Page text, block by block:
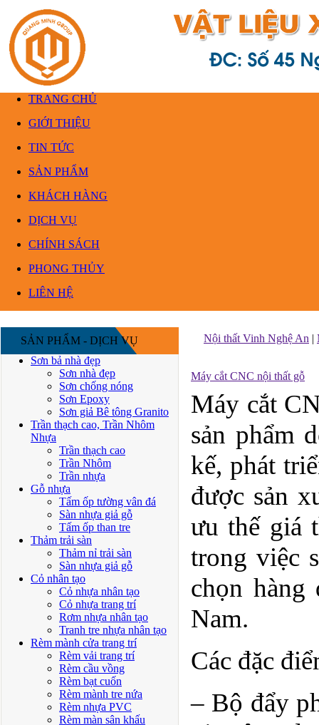
TRANG CHỦ
GIỚI THIỆU
TIN TỨC
SẢN PHẨM
KHÁCH HÀNG
DỊCH VỤ
CHÍNH SÁCH
PHONG THỦY
LIÊN HỆ
SẢN PHẨM - DỊCH VỤ
Sơn bả nhà đẹp
Sơn nhà đẹp
Sơn chống nóng
Sơn Epoxy
Sơn giả Bê tông Granito
Trần thạch cao, Trần Nhôm
Nhựa
Trần thạch cao
Trần Nhôm
Trần nhựa
Gỗ nhựa
Tấm ốp tường vân đá
Sàn nhựa giả gỗ
Tấm ốp than tre
Thảm trải sàn
Thảm nỉ trải sàn
Sàn nhựa giả gỗ
Cỏ nhân tạo
Cỏ nhựa nhân tạo
Cỏ nhựa trang trí
Rơm nhựa nhân tạo
Tranh tre nhựa nhân tạo
Rèm mành cửa trang trí
Rèm vải trang trí
Rèm cầu vồng
Rèm bạt cuốn
Rèm mành tre nứa
Rèm nhựa PVC
Rèm màn sân khấu
Nội thất Vinh Nghệ An |
Máy cắt CNC nội thất gỗ
Máy cắt
sản phẩm
kế, phát
được sản
ưu thế giá
trong việc
chọn
Nam.
Các đặc
– Bộ đẩy